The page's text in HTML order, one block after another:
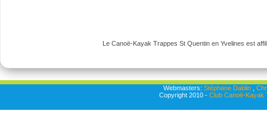
Le Canoë-Kayak Trappes St Quentin en Yvelines est
Webmasters: Stéphane Dablin,
Copyright 2010 - Club Canoë-Kayak